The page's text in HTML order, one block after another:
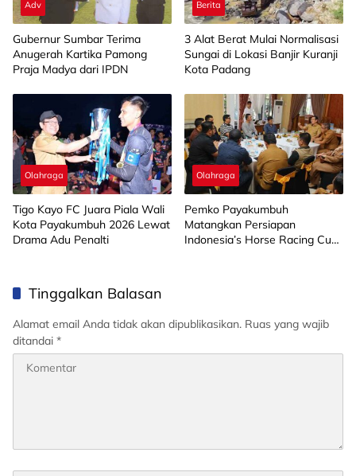
Adv
Gubernur Sumbar Terima
Anugerah Kartika Pamong
Praja Madya dari IPDN
Berita
3 Alat Berat Mulai Normalisasi
Sungai di Lokasi Banjir Kuranji
Kota Padang
Olahraga
Tigo Kayo FC Juara Piala Wali
Kota Payakumbuh 2026 Lewat
Drama Adu Penalti
Olahraga
Pemko Payakumbuh
Matangkan Persiapan
Indonesia’s Horse Racing Cup
Tinggalkan Balasan
Alamat email Anda tidak akan dipublikasikan. Ruas yang wajib
ditandai *